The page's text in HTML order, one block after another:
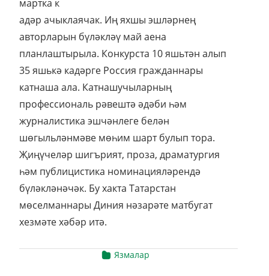
мартка к
адәр ачыклаячак. Иң яхшы эшләрнең
авторларын бүләкләү май аена
планлаштырыла. Конкурста 10 яшьтән алып
35 яшькә кадәрге Россия гражданнары
катнаша ала. Катнашучыларның
профессиональ рәвештә әдәби һәм
журналистика эшчәнлеге белән
шөгыльләнмәве мөһим шарт булып тора.
Җиңүчеләр шигърият, проза, драматургия
һәм публицистика номинацияләрендә
бүләкләнәчәк. Бу хакта Татарстан
мөселманнары Диния нәзарәте матбугат
хезмәте хәбәр итә.
Язмалар